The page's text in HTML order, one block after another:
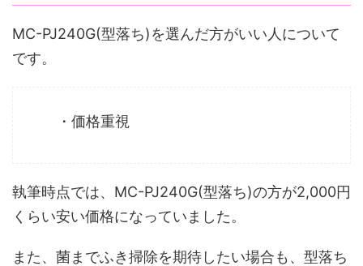
MC-PJ240G(型落ち)を選んだ方がいい人について
です。
・価格重視
執筆時点では、MC-PJ240G(型落ち)の方が2,000円
くらい安い価格になっていました。
また、菌までふき掃除を期待したい場合も、型落ち